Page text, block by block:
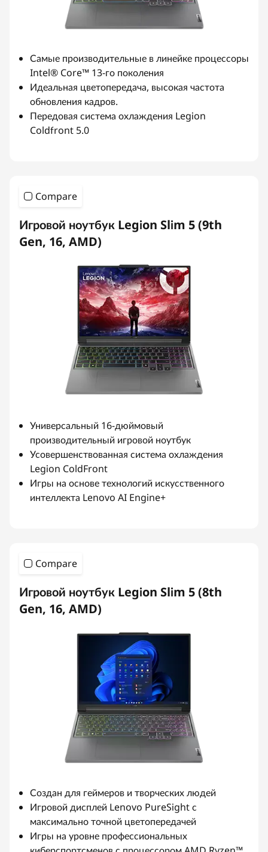
Самые производительные в линейке процессоры
Intel® Core™ 13-го поколения
Идеальная цветопередача, высокая частота
обновления кадров.
Передовая система охлаждения Legion
Coldfront 5.0
Compare
Игровой ноутбук Legion Slim 5 (9th
Gen, 16, AMD)
Универсальный 16-дюймовый
производительный игровой ноутбук
Усовершенствованная система охлаждения
Legion ColdFront
Игры на основе технологий искусственного
интеллекта Lenovo AI Engine+
Compare
Игровой ноутбук Legion Slim 5 (8th
Gen, 16, AMD)
Создан для геймеров и творческих людей
Игровой дисплей Lenovo PureSight с
максимально точной цветопередачей
Игры на уровне профессиональных